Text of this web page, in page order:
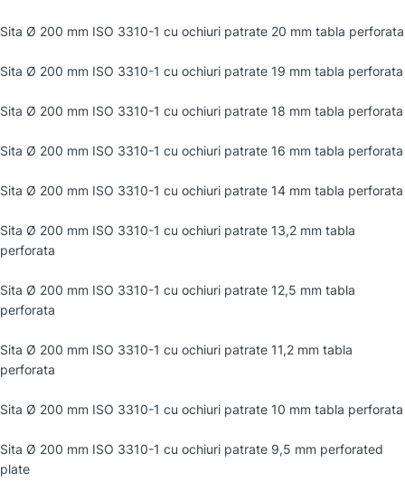
Sita Ø 200 mm ISO 3310-1 cu ochiuri patrate 20 mm tabla perforata
Sita Ø 200 mm ISO 3310-1 cu ochiuri patrate 19 mm tabla perforata
Sita Ø 200 mm ISO 3310-1 cu ochiuri patrate 18 mm tabla perforata
Sita Ø 200 mm ISO 3310-1 cu ochiuri patrate 16 mm tabla perforata
Sita Ø 200 mm ISO 3310-1 cu ochiuri patrate 14 mm tabla perforata
Sita Ø 200 mm ISO 3310-1 cu ochiuri patrate 13,2 mm tabla
perforata
Sita Ø 200 mm ISO 3310-1 cu ochiuri patrate 12,5 mm tabla
perforata
Sita Ø 200 mm ISO 3310-1 cu ochiuri patrate 11,2 mm tabla
perforata
Sita Ø 200 mm ISO 3310-1 cu ochiuri patrate 10 mm tabla perforata
Sita Ø 200 mm ISO 3310-1 cu ochiuri patrate 9,5 mm perforated
plate